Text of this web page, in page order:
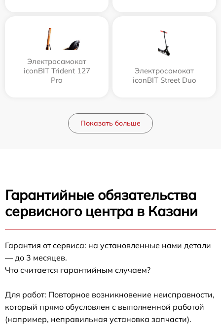
Электросамокат
iconBIT Trident 127
Pro
Электросамокат
iconBIT Street Duo
Показать больше
Гарантийные обязательства
сервисного центра в Казани
Гарантия от сервиса: на установленные нами детали
— до 3 месяцев.
Что считается гарантийным случаем?
Для работ: Повторное возникновение неисправности,
который прямо обусловлен с выполненной работой
(например, неправильная установка запчасти).